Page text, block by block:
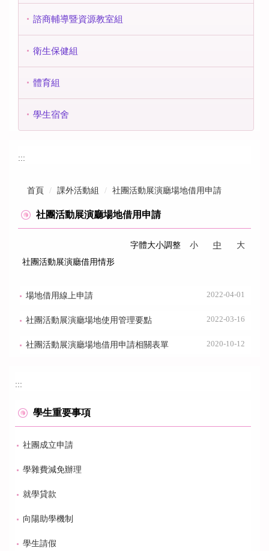
諮商輔導暨資源教室組
衛生保健組
體育組
學生宿舍
:::
首頁 課外活動組 社團活動展演廳場地借用申請
社團活動展演廳場地借用申請
字體大小調整 小 中
大
社團活動展演廳借用情形
場地借用線上申請 2022-04-01
社團活動展演廳場地使用管理要點 2022-03-16
社團活動展演廳場地借用申請相關表單 2020-10-12
:::
學生重要事項
社團成立申請
學雜費減免辦理
就學貸款
向陽助學機制
學生請假